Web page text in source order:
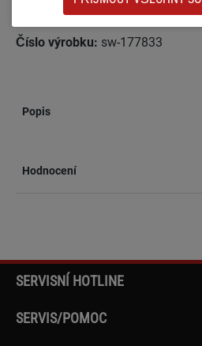
Přidat do seznamu přání
Číslo výrobku: sw-177833
Popis
Hodnocení
SERVISNÍ HOTLINE
SERVIS/POMOC